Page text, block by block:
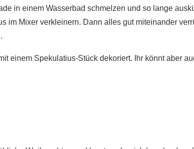
in einem Wasserbad schmelzen und so lange
im Mixer verkleinern. Dann alles gut miteinander
einem Spekulatius-Stück dekoriert. Ihr könnt aber